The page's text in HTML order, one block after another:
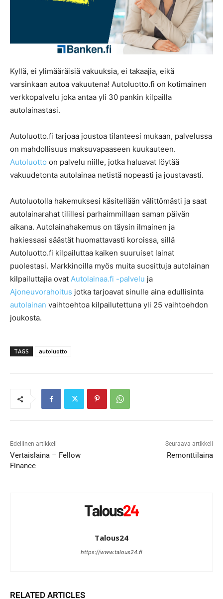
Kyllä, ei ylimääräisiä vakuuksia, ei takaajia, eikä
varsinkaan autoa vakuutena! Autoluotto.fi on kotimainen
verkkopalvelu joka antaa yli 30 pankin kilpailla
autolainastasi.
Autoluotto.fi tarjoaa joustoa tilanteesi mukaan, palvelussa
on mahdollisuus maksuvapaaseen kuukauteen.
Autoluotto on palvelu niille, jotka haluavat löytää
vakuudetonta autolainaa netistä nopeasti ja joustavasti.
Autoluotolla hakemuksesi käsitellään välittömästi ja saat
autolainarahat tilillesi parhaimmillaan saman päivän
aikana. Autolainahakemus on täysin ilmainen ja
hakiessasi säästät huomattavasti koroissa, sillä
Autoluotto.fi kilpailuttaa kaiken suuruiset lainat
puolestasi. Markkinoilla myös muita suosittuja autolainan
kilpailuttajia ovat Autolainaa.fi -palvelu ja
Ajoneuvorahoitus jotka tarjoavat sinulle aina edullisinta
autolainan vaihtoehtoa kilpailutettuna yli 25 vaihtoehdon
joukosta.
TAGS autoluotto
Edellinen artikkeli
Vertaislaina – Fellow
Finance
Seuraava artikkeli
Remonttilaina
Talous24
https://www.talous24.fi
RELATED ARTICLES